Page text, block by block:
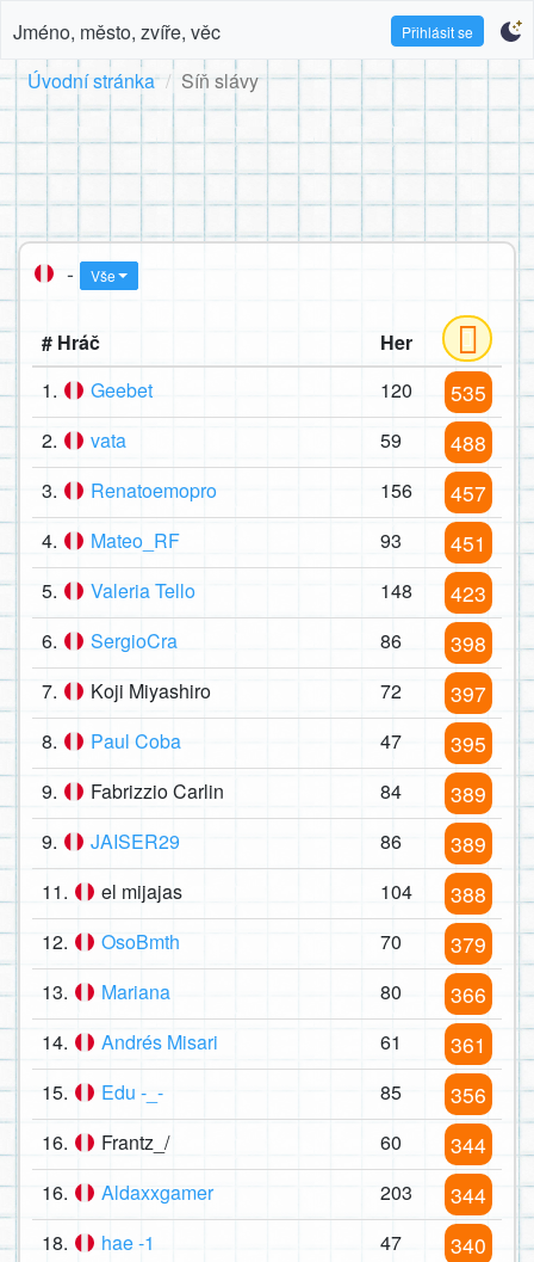
Jméno, město, zvíře, věc Přihlásit se
Úvodní stránka Síň slávy
- Vše
# Hráč
Her
1.
Geebet 120 535
2. vata 59 488
3. Renatoemopro 156 457
4. Mateo_RF 93 451
5. Valeria Tello 148 423
6. SergioCra 86 398
7. Koji Miyashiro 72 397
8. Paul Coba 47 395
9. Fabrizzio Carlin 84 389
9. JAISER29 86 389
11. el mijajas 104 388
12. OsoBmth 70 379
13. Mariana 80 366
14. Andrés Misari 61 361
15. Edu -_- 85 356
16. Frantz_/ 60 344
16. Aldaxxgamer 203 344
18. hae -1 47 340